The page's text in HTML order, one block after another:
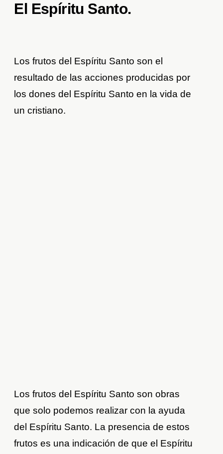
El Espíritu Santo.
Los frutos del Espíritu Santo son el
resultado de las acciones producidas por
los dones del Espíritu Santo en la vida de
un cristiano.
Los frutos del Espíritu Santo son obras
que solo podemos realizar con la ayuda
del Espíritu Santo. La presencia de estos
frutos es una indicación de que el Espíritu